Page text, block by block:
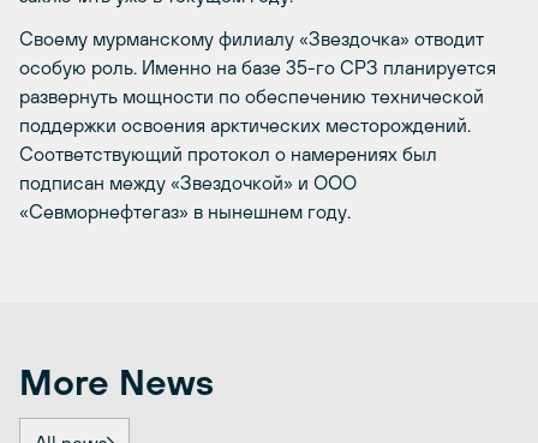
Своему мурманскому филиалу «Звездочка» отводит
особую роль. Именно на базе 35-го СРЗ планируется
развернуть мощности по обеспечению технической
поддержки освоения арктических месторождений.
Соответствующий протокол о намерениях был
подписан между «Звездочкой» и ООО
«Севморнефтегаз» в нынешнем году.
More News